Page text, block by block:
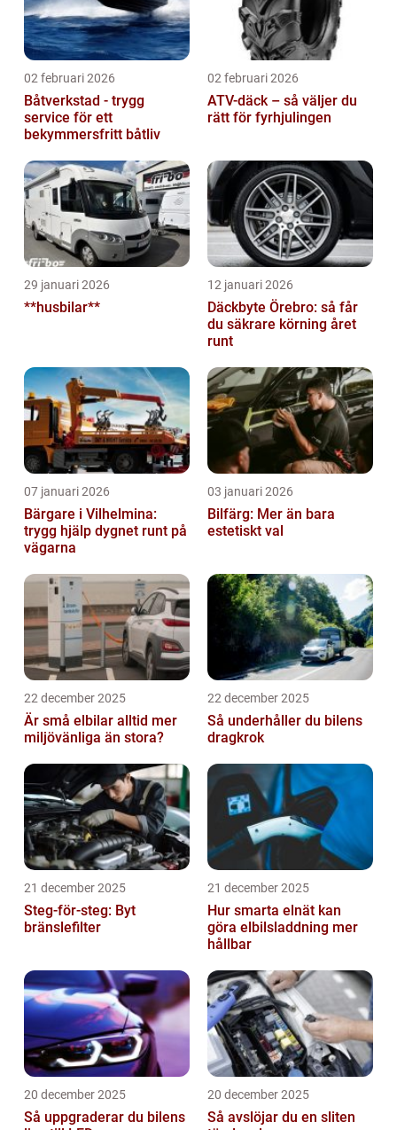
02 februari 2026
Båtverkstad - trygg
service för ett
bekymmersfritt båtliv
02 februari 2026
ATV-däck – så väljer du
rätt för fyrhjulingen
29 januari 2026
**husbilar**
12 januari 2026
Däckbyte Örebro: så får
du säkrare körning året
runt
07 januari 2026
Bärgare i Vilhelmina:
trygg hjälp dygnet runt på
vägarna
03 januari 2026
Bilfärg: Mer än bara
estetiskt val
22 december 2025
Är små elbilar alltid mer
miljövänliga än stora?
22 december 2025
Så underhåller du bilens
dragkrok
21 december 2025
Steg-för-steg: Byt
bränslefilter
21 december 2025
Hur smarta elnät kan
göra elbilsladdning mer
hållbar
20 december 2025
Så uppgraderar du bilens
20 december 2025
Så avslöjar du en sliten